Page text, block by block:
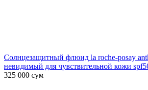
Солнцезащитный флюид la roche-posay
невидимый для чувствительной кожи
325 000 сум